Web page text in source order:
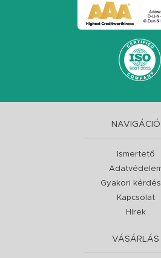
NAVIGÁCIÓ
Ismertető
Gyakori
Kapcsolat
Hírek
VÁSÁRLÁS